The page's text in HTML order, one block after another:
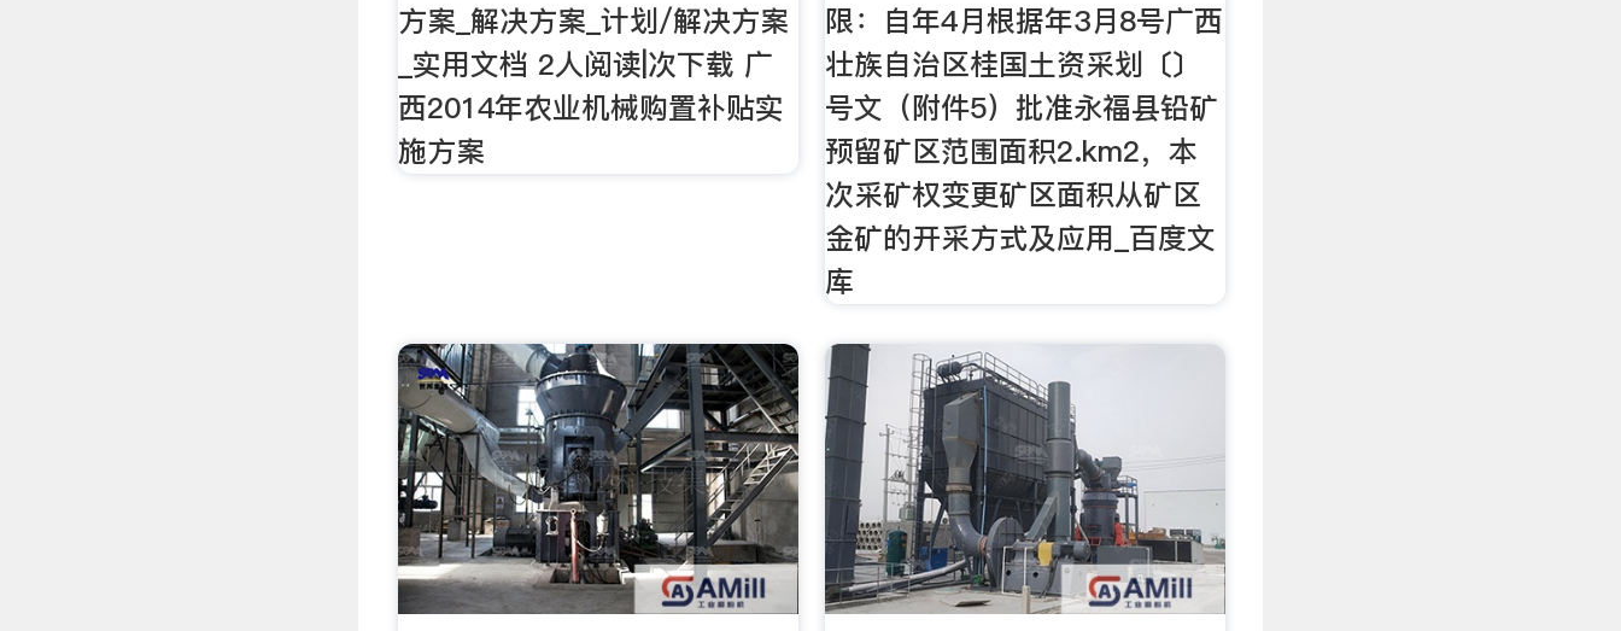
方案_解决方案_计划/解决方案
_实用文档 2人阅读|次下载 广
西2014年农业机械购置补贴实
施方案
限：自年4月根据年3月8号广西
壮族自治区桂国土资采划〔〕
号文（附件5）批准永福县铅矿
预留矿区范围面积2.km2，本
次采矿权变更矿区面积从矿区
金矿的开采方式及应用_百度文
库